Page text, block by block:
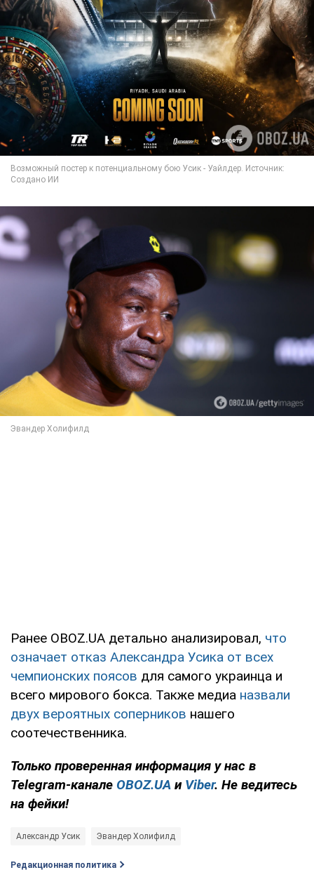
Ранее OBOZ.UA детально анализировал, что
означает отказ Александра Усика от всех
чемпионских поясов для самого украинца и
всего мирового бокса. Также медиа назвали
двух вероятных соперников нашего
соотечественника.
Только проверенная информация у нас в
Telegram-канале OBOZ.UA и Viber. Не ведитесь
на фейки!
Александр Усик Эвандер Холифилд
Редакционная политика